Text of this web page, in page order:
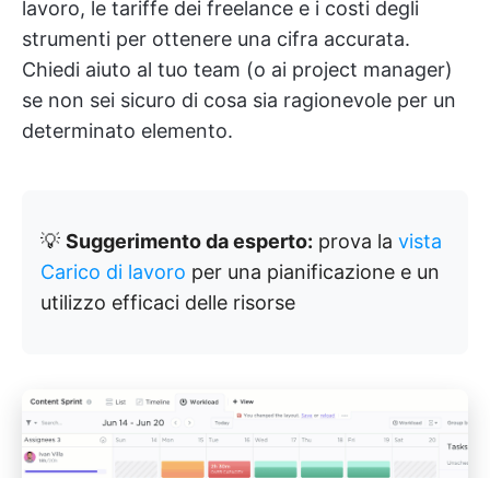
lavoro, le tariffe dei freelance e i costi degli
strumenti per ottenere una cifra accurata.
Chiedi aiuto al tuo team (o ai project manager)
se non sei sicuro di cosa sia ragionevole per un
determinato elemento.
💡 Suggerimento da esperto: prova la vista
Carico di lavoro per una pianificazione e un
utilizzo efficaci delle risorse